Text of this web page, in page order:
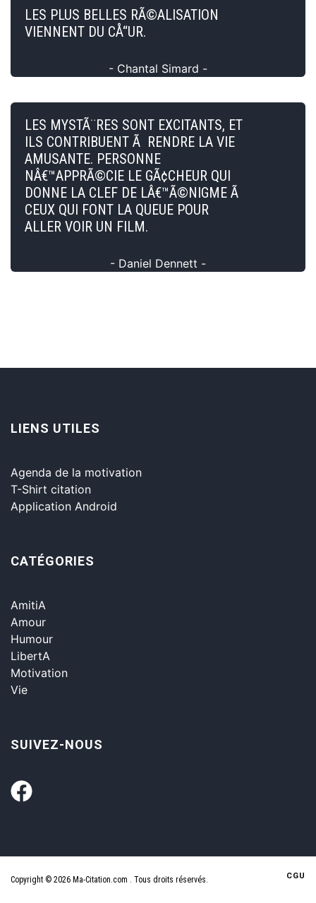
LES PLUS BELLES RÃ©ALISATION
VIENNENT DU CÅ“UR.
- Chantal Simard -
LES MYSTÃ¨RES SONT EXCITANTS, ET
ILS CONTRIBUENT Ã RENDRE LA VIE
AMUSANTE. PERSONNE
NÂ€™APPRÃ©CIE LE GÃ¢CHEUR QUI
DONNE LA CLEF DE LÂ€™Ã©NIGME Ã
CEUX QUI FONT LA QUEUE POUR
ALLER VOIR UN FILM.
- Daniel Dennett -
LIENS UTILES
Agenda de la motivation
T-Shirt citation
Application Android
CATÉGORIES
AmitiA
Amour
Humour
LibertA
Motivation
Vie
SUIVEZ-NOUS
Copyright © 2026 Ma-Citation.com . Tous droits réservés. CGU